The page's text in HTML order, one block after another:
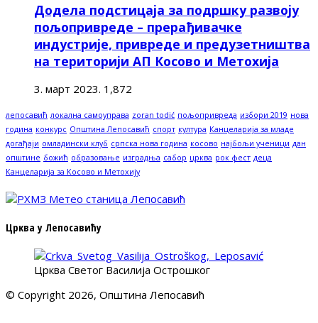
Додела подстицаја за подршку развоју
пољопривреде – прерађивачке
индустрије, привреде и предузетништва
на територији АП Косово и Метохија
3. март 2023. 1,872
лепосавић локална самоуправа zoran todić пољопривреда избори 2019 нова
година конкурс Општина Лепосавић спорт култура Канцеларија за младе
догађаји омладински клуб српска нова година косово најбољи ученици дан
општине божић образовање изградња сабор црква рок фест деца
Канцеларија за Косово и Метохију
Црква у Лепосавићу
Црква Светог Василија Острошког
© Copyright 2026, Општина Лепосавић